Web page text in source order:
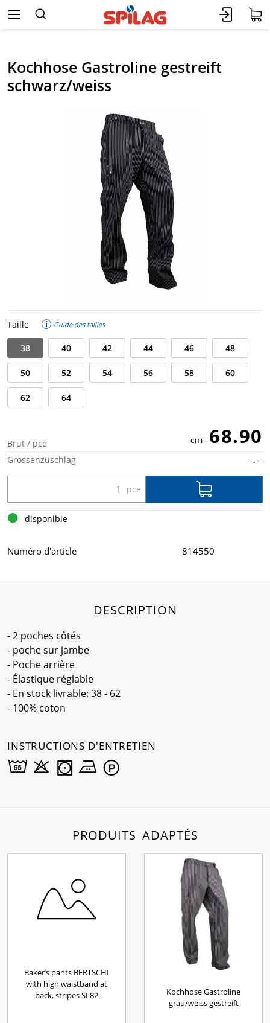
Kochhose Gastroline gestreift
schwarz/weiss
Taille Guide des tailles
38 40 42 44 46 48
50 52 54 56 58 60
62 64
Brut / pce 68.90
Grössenzuschlag -.--
disponible
Numéro d'article 814550
DESCRIPTION
- 2 poches côtés
- poche sur jambe
- Poche arrière
- Élastique réglable
- En stock livrable: 38 - 62
- 100% coton
INSTRUCTIONS D'ENTRETIEN
PRODUITS ADAPTÉS
Baker’s pants BERTSCHI
with high waistband at
back, stripes SL82
Kochhose Gastroline
grau/weiss gestreift